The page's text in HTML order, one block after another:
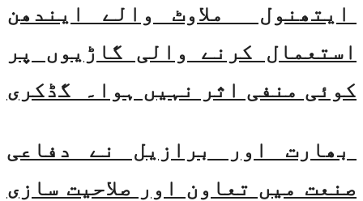
ایتھنول ملاوٹ والے ایندھن
استعمال کرنے والی گاڑیوں پر
کوئی منفی اثر نہیں ہوا۔ گڈکری
بھارت اور برازیل نے دفاعی
صنعت میں تعاون اور صلاحیت سازی